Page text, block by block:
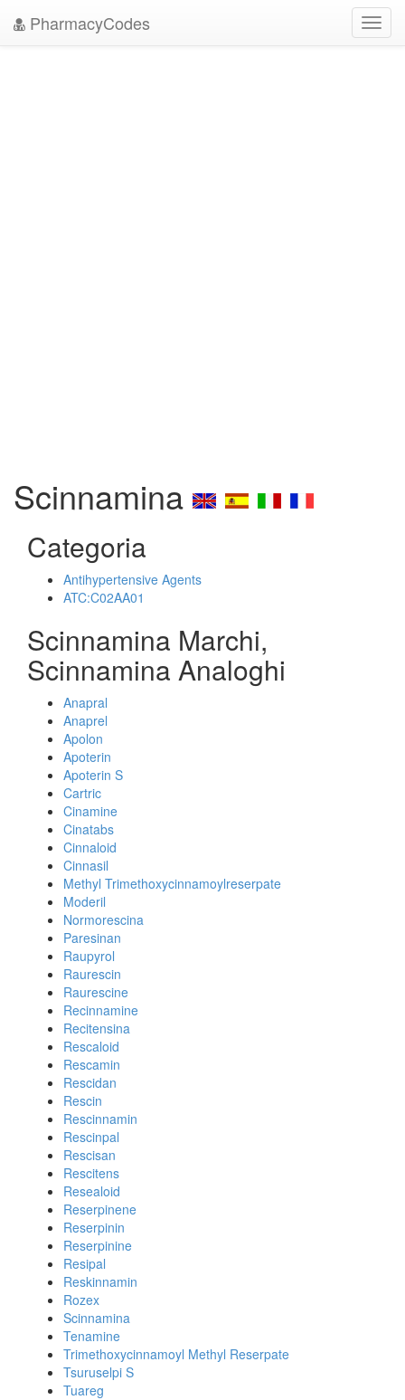
PharmacyCodes
Scinnamina
Categoria
Antihypertensive Agents
ATC:C02AA01
Scinnamina Marchi,
Scinnamina Analoghi
Anapral
Anaprel
Apolon
Apoterin
Apoterin S
Cartric
Cinamine
Cinatabs
Cinnaloid
Cinnasil
Methyl Trimethoxycinnamoylreserpate
Moderil
Normorescina
Paresinan
Raupyrol
Raurescin
Raurescine
Recinnamine
Recitensina
Rescaloid
Rescamin
Rescidan
Rescin
Rescinnamin
Rescinpal
Rescisan
Rescitens
Resealoid
Reserpinene
Reserpinin
Reserpinine
Resipal
Reskinnamin
Rozex
Scinnamina
Tenamine
Trimethoxycinnamoyl Methyl Reserpate
Tsuruselpi S
Tuareg